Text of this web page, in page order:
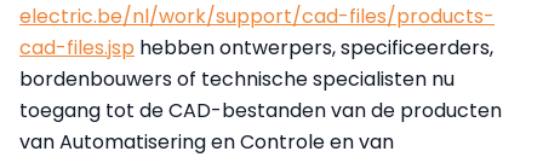
electric.be/nl/work/support/cad-files/products-
cad-files.jsp hebben ontwerpers, specificeerders,
bordenbouwers of technische specialisten nu
toegang tot de CAD-bestanden van de producten
van Automatisering en Controle en van